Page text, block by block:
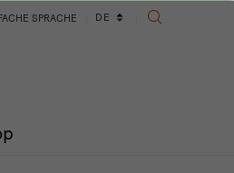
SPRACHE
Sprachwechsler
DE
SUCHE